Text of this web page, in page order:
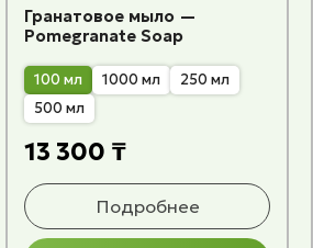
Гранатовое мыло —
Pomegranate Soap
100 мл 1000 мл
250 мл
500 мл
13 300 ₸
Подробнее